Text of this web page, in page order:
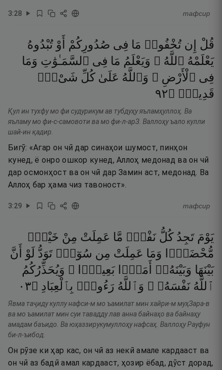
3:28 тафсир
قُلْ إِن تُخْفُوا۟ مَا فِى صُدُورِكُمْ أَوْ تُبْدُوهُ
يَعْلَمْهُ ٱللَّهُ ۗ وَيَعْلَمُ مَا فِى ٱلسَّمَـٰوَٰتِ وَمَا
فِى ٱلْأَرْضِ ۗ وَٱللَّهُ عَلَىٰ كُلِّ شَىْءٍۢ
قَدِيرٌۭ ۝٢٩
Қул ин тухфу мо фи судурикум ав тубдуҳу яъламҳуллоҳ. Ва
яъламу мо фи-с-самовоти ва мо фи-л-арЗ. Валлоҳу ъало кулли
шай-ин қадир.
Бигӯ: «Агар он чӣ дар синаҳои шумост, пинҳон
кунед, ё онро ошкор кунед, Аллоҳ медонад ва он чӣ
дар осмонҳост ва он чӣ дар Замин аст, медонад. Ва
Аллоҳ бар ҳама чиз тавоност».
3:29 тафсир
يَوْمَ تَجِدُ كُلُّ نَفْسٍۢ مَّا عَمِلَتْ مِنْ خَيْرٍۢ
مُّحْضَرًۭا
وَمَا عَمِلَتْ مِن سُوٓءٍۢ تَوَدُّ لَوْ
أَنَّ
بَيْنَهَا وَبَيْنَهُۥٓ أَمَدًۢا بَعِيدًۭا ۗ وَيُحَذِّرُكُمُ
ٱللَّهُ نَفْسَهُۥ ۗ وَٱللَّهُ رَءُوفٌۢ بِٱلْعِبَادِ ۝٣٠
Явма таҷиду куллу нафси-м мо ъамилат мин хайри-м муҳЗара-в
ва мо ъамилат мин суи тавадду лав анна байнаҳо ва байнаҳу
амадам баъидо. Ва юҳаззирукумуллоҳу нафсаҳ. Валлоҳу Рауфун
би-л-ъибод.
Он рӯзе ки ҳар кас, он чӣ аз некӣ амале кардааст ва
он чӣ аз бадӣ амал кардааст, ҳозир ёбад, дӯст дорад,